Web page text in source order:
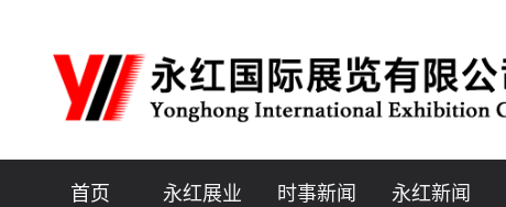
首页 永红展业 时事新闻 永红新闻